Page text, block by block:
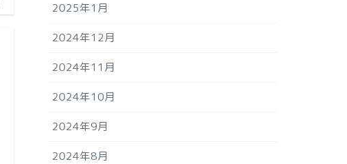
2025年1月
2024年12月
2024年11月
2024年10月
2024年9月
2024年8月